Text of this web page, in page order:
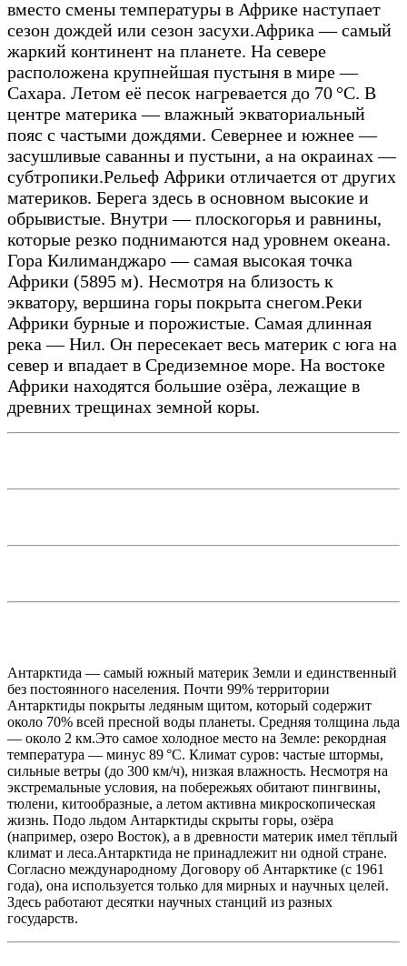
вместо смены температуры в Африке наступает
сезон дождей или сезон засухи.Африка — самый
жаркий континент на планете. На севере
расположена крупнейшая пустыня в мире —
Сахара. Летом её песок нагревается до 70 °C. В
центре материка — влажный экваториальный
пояс с частыми дождями. Севернее и южнее —
засушливые саванны и пустыни, а на окраинах —
субтропики.Рельеф Африки отличается от других
материков. Берега здесь в основном высокие и
обрывистые. Внутри — плоскогорья и равнины,
которые резко поднимаются над уровнем океана.
Гора Килиманджаро — самая высокая точка
Африки (5895 м). Несмотря на близость к
экватору, вершина горы покрыта снегом.Реки
Африки бурные и порожистые. Самая длинная
река — Нил. Он пересекает весь материк с юга на
север и впадает в Средиземное море. На востоке
Африки находятся большие озёра, лежащие в
древних трещинах земной коры.
Антарктида — самый южный материк Земли и единственный
без постоянного населения. Почти 99% территории
Антарктиды покрыты ледяным щитом, который содержит
около 70% всей пресной воды планеты. Средняя толщина льда
— около 2 км.Это самое холодное место на Земле: рекордная
температура — минус 89 °C. Климат суров: частые штормы,
сильные ветры (до 300 км/ч), низкая влажность. Несмотря на
экстремальные условия, на побережьях обитают пингвины,
тюлени, китообразные, а летом активна микроскопическая
жизнь. Подо льдом Антарктиды скрыты горы, озёра
(например, озеро Восток), а в древности материк имел тёплый
климат и леса.Антарктида не принадлежит ни одной стране.
Согласно международному Договору об Антарктике (с 1961
года), она используется только для мирных и научных целей.
Здесь работают десятки научных станций из разных
государств.